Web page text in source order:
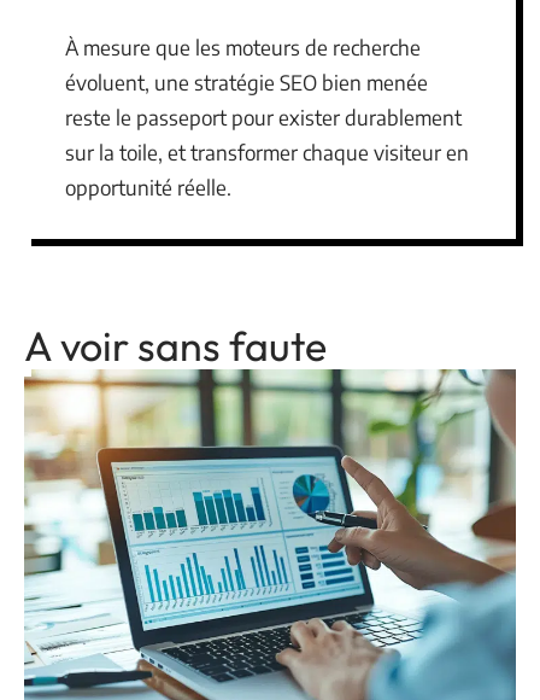
À mesure que les moteurs de recherche
évoluent, une stratégie SEO bien menée
reste le passeport pour exister durablement
sur la toile, et transformer chaque visiteur en
opportunité réelle.
A voir sans faute